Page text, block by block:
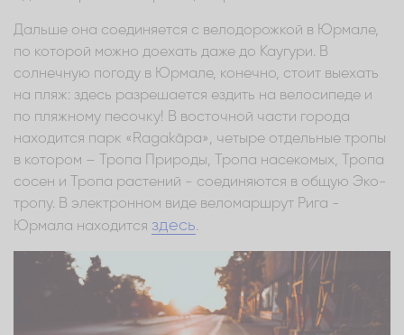
Дальше она соединяется с велодорожкой в Юрмале,
по которой можно доехать даже до Каугури. В
солнечную погоду в Юрмале, конечно, стоит выехать
на пляж: здесь разрешается ездить на велосипеде и
по пляжному песочку! В восточной части города
находится парк «Ragakāpa», четыре отдельные тропы
в котором – Тропа Природы, Тропа насекомых, Тропа
сосен и Тропа растений - соединяются в общую Эко-
тропу. В электронном виде веломаршрут Рига -
Юрмала находится здесь.